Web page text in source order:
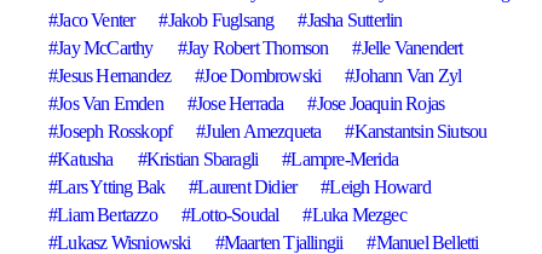
Jaco Venter
Jakob Fuglsang
Jasha Sutterlin
Jay McCarthy
Jay Robert Thomson
Jelle Vanendert
Jesus Hernandez
Joe Dombrowski
Johann Van Zyl
Jos Van Emden
Jose Herrada
Jose Joaquin Rojas
Joseph Rosskopf
Julen Amezqueta
Kanstantsin Siutsou
Katusha
Kristian Sbaragli
Lampre-Merida
Lars Ytting Bak
Laurent Didier
Leigh Howard
Liam Bertazzo
Lotto-Soudal
Luka Mezgec
Lukasz Wisniowski
Maarten Tjallingii
Manuel Belletti